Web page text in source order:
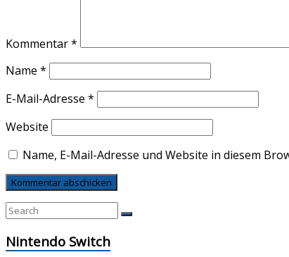
Kommentar*
Name *
E-Mail-Adresse *
Website
Name, E-Mail-Adresse und Website in diesem
Nintendo Switch